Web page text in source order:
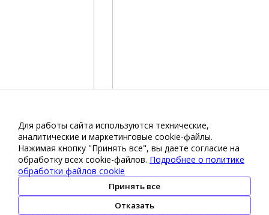
Для работы сайта используются технические,
аналитические и маркетинговые сооkіе-файлы.
Нажимая кнопку "Принять все", вы даете согласие на
обработку всех cookie-файлов. Подробнее о политике
обработки файлов cookie
Принять все
Отказать